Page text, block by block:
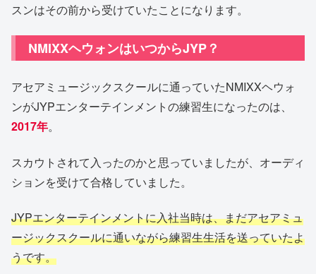
スンはその前から受けていたことになります。
NMIXXヘウォンはいつからJYP？
アセアミュージックスクールに通っていたNMIXXヘウォ
ンがJYPエンターテインメントの練習生になったのは、
2017年。
スカウトされて入ったのかと思っていましたが、オーディ
ションを受けて合格していました。
JYPエンターテインメントに入社当時は、まだアセアミュ
ージックスクールに通いながら練習生生活を送っていたよ
うです。